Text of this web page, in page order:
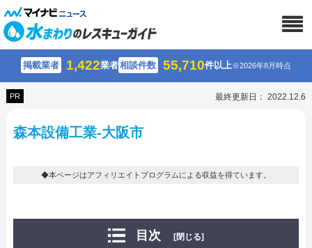
掲載業者 1,422業者相談件数 55,710件以上※2026年8月時点
PR 最終更新日： 2022.12.6
森本設備工業-大阪市
◆本ページはアフィリエイトプログラムによる収益を得ています。
目次 [閉じる]